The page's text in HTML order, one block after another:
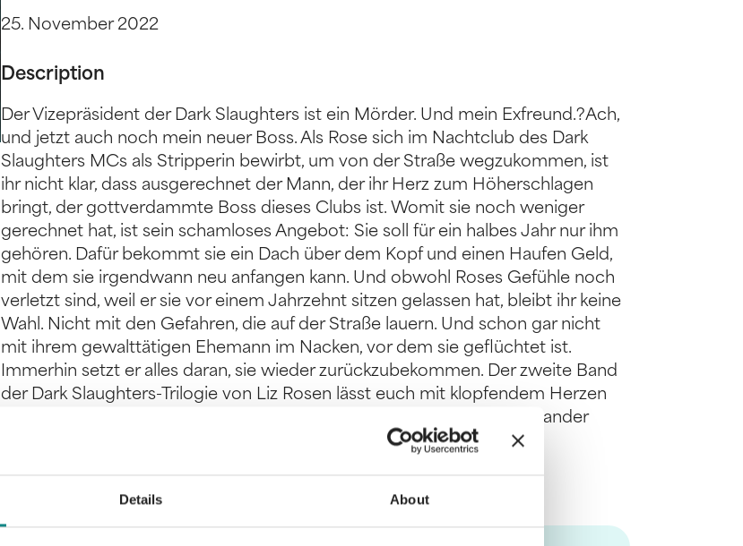
Details About
25. November 2022
Description
Der Vizepräsident der Dark Slaughters ist ein Mörder. Und mein Exfreund.?Ach,
und jetzt auch noch mein neuer Boss. Als Rose sich im Nachtclub des Dark
Slaughters MCs als Stripperin bewirbt, um von der Straße wegzukommen, ist
ihr nicht klar, dass ausgerechnet der Mann, der ihr Herz zum Höherschlagen
bringt, der gottverdammte Boss dieses Clubs ist. Womit sie noch weniger
gerechnet hat, ist sein schamloses Angebot: Sie soll für ein halbes Jahr nur ihm
gehören. Dafür bekommt sie ein Dach über dem Kopf und einen Haufen Geld,
mit dem sie irgendwann neu anfangen kann. Und obwohl Roses Gefühle noch
verletzt sind, weil er sie vor einem Jahrzehnt sitzen gelassen hat, bleibt ihr keine
Wahl. Nicht mit den Gefahren, die auf der Straße lauern. Und schon gar nicht
mit ihrem gewalttätigen Ehemann im Nacken, vor dem sie geflüchtet ist.
Immerhin setzt er alles daran, sie wieder zurückzubekommen. Der zweite Band
der Dark Slaughters-Trilogie von Liz Rosen lässt euch mit klopfendem Herzen
zurück und enthält explizite Szenen. Alle Teile sind unabhängig voneinander